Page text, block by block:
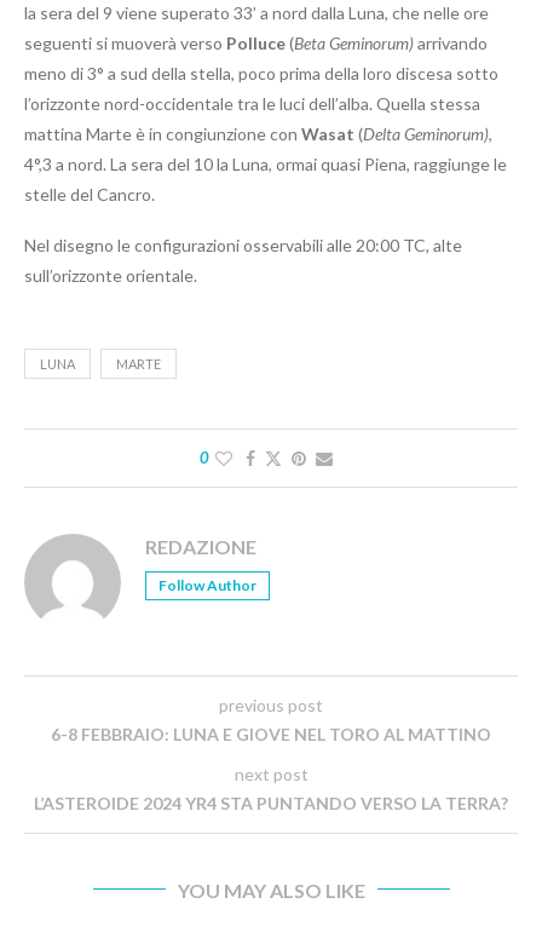
la sera del 9 viene superato 33’ a nord dalla Luna, che nelle ore
seguenti si muoverà verso Polluce(Beta Geminorum)arrivando
meno di 3° a sud della stella, poco prima della loro discesa sotto
l’orizzonte nord-occidentale tra le luci dell’alba. Quella stessa
mattina Marte è in congiunzione con Wasat (Delta Geminorum),
4°,3 a nord. La sera del 10 la Luna, ormai quasi Piena, raggiunge le
stelle del Cancro.
Nel disegno le configurazioni osservabili alle 20:00 TC, alte
sull’orizzonte orientale.
LUNA MARTE
0
REDAZIONE
Follow Author
previous post
6-8 FEBBRAIO: LUNA E GIOVE NEL TORO AL MATTINO
next post
L’ASTEROIDE 2024 YR4 STA PUNTANDO VERSO LA TERRA?
YOU MAY ALSO LIKE